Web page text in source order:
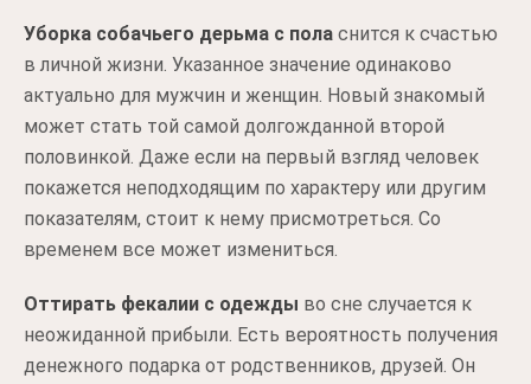
Уборка собачьего дерьма с пола снится к счастью
в личной жизни. Указанное значение одинаково
актуально для мужчин и женщин. Новый знакомый
может стать той самой долгожданной второй
половинкой. Даже если на первый взгляд человек
покажется неподходящим по характеру или другим
показателям, стоит к нему присмотреться. Со
временем все может измениться.
Оттирать фекалии с одежды во сне случается к
неожиданной прибыли. Есть вероятность получения
денежного подарка от родственников, друзей. Он